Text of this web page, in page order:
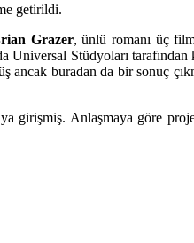
getirildi.
Grazer, ünlü romanı üç
Universal Stüdyoları
ancak buradan da bir sonuç
girişmiş. Anlaşmaya göre